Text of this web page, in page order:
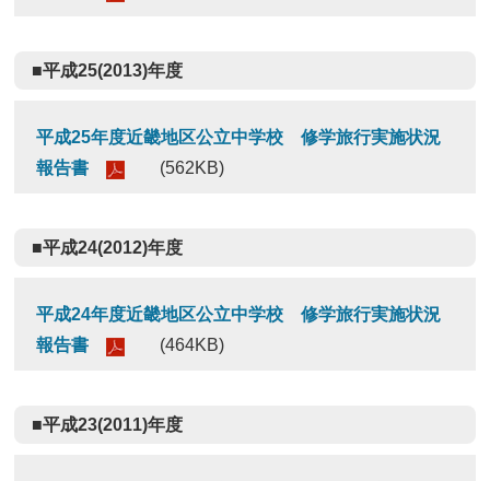
■平成25(2013)年度
平成25年度近畿地区公立中学校 修学旅行実施状況
報告書
(562KB)
■平成24(2012)年度
平成24年度近畿地区公立中学校 修学旅行実施状況
報告書
(464KB)
■平成23(2011)年度